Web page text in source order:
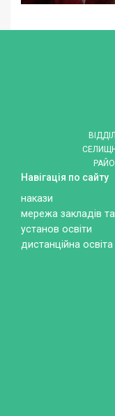
Навігація по сайту
накази
мережа закладів та
установ освіти
дистанційна освіта